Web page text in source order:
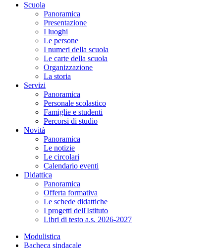
Scuola
Panoramica
Presentazione
I luoghi
Le persone
I numeri della scuola
Le carte della scuola
Organizzazione
La storia
Servizi
Panoramica
Personale scolastico
Famiglie e studenti
Percorsi di studio
Novità
Panoramica
Le notizie
Le circolari
Calendario eventi
Didattica
Panoramica
Offerta formativa
Le schede didattiche
I progetti dell'Istituto
Libri di testo a.s. 2026-2027
Modulistica
Bacheca sindacale